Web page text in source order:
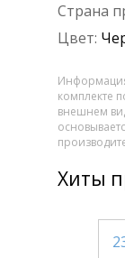
Страна
Цвет:
Информация
комплекте
внешнем
Хиты